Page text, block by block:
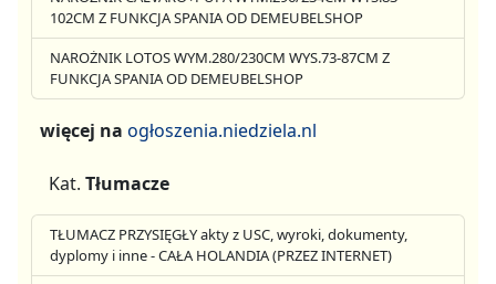
102CM Z FUNKCJA SPANIA OD DEMEUBELSHOP
NAROŻNIK LOTOS WYM.280/230CM WYS.73-87CM Z
FUNKCJA SPANIA OD DEMEUBELSHOP
więcej na ogłoszenia.niedziela.nl
Kat. Tłumacze
TŁUMACZ PRZYSIĘGŁY akty z USC, wyroki, dokumenty,
dyplomy i inne - CAŁA HOLANDIA (PRZEZ INTERNET)